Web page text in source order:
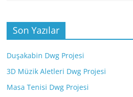
Son Yazılar
Duşakabin Dwg Projesi
3D Müzik Aletleri Dwg Projesi
Masa Tenisi Dwg Projesi